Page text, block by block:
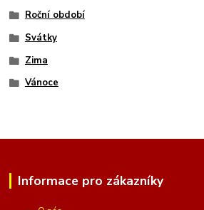
Roční období
Svátky
Zima
Vánoce
Informace pro zákazníky